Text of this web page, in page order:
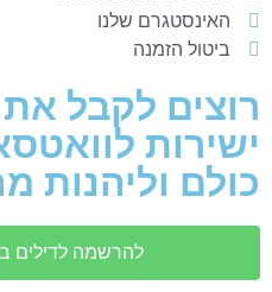
האינסטגרם שלנו
ביטול הזמנה
רוצים לקבל
ישירות
כולם וליהנות
להרשמה לדילים